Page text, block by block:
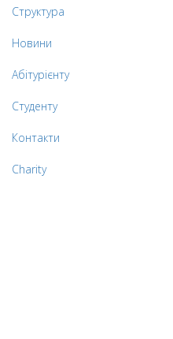
Структура
Новини
Абітурієнту
Студенту
Контакти
Charity